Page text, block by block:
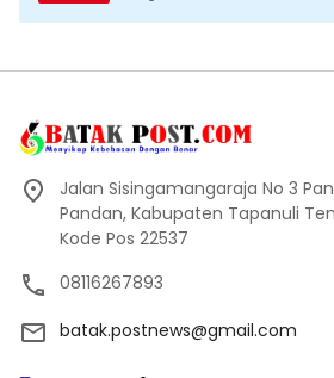
Jalan Sisingamangaraja No 3
Pandan, Kabupaten Tapanuli
Kode Pos 22537
08116267893
batak.postnews@gmail.com